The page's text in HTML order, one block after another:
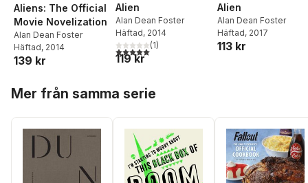
Aliens: The Official
Movie Novelization
Alan Dean Foster
Häftad, 2014
139 kr
Alien
Alan Dean Foster
Häftad, 2014
5,0utav 5 stjärnor. Totalt antal röster:
(1)
119 kr
Alien
Alan Dean Foster
Häftad, 2017
113 kr
Mer från samma serie